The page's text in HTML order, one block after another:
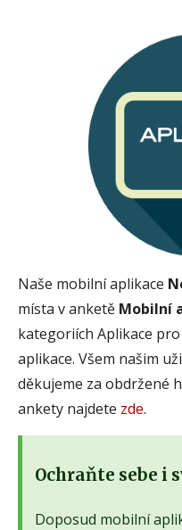
Naše mobilní aplikace
místa v anketě Mobilní
kategoriích Aplikace
aplikace. Všem našim
děkujeme za obdržené
ankety najdete zde.
Ochraňte sebe i
Doposud mobilní